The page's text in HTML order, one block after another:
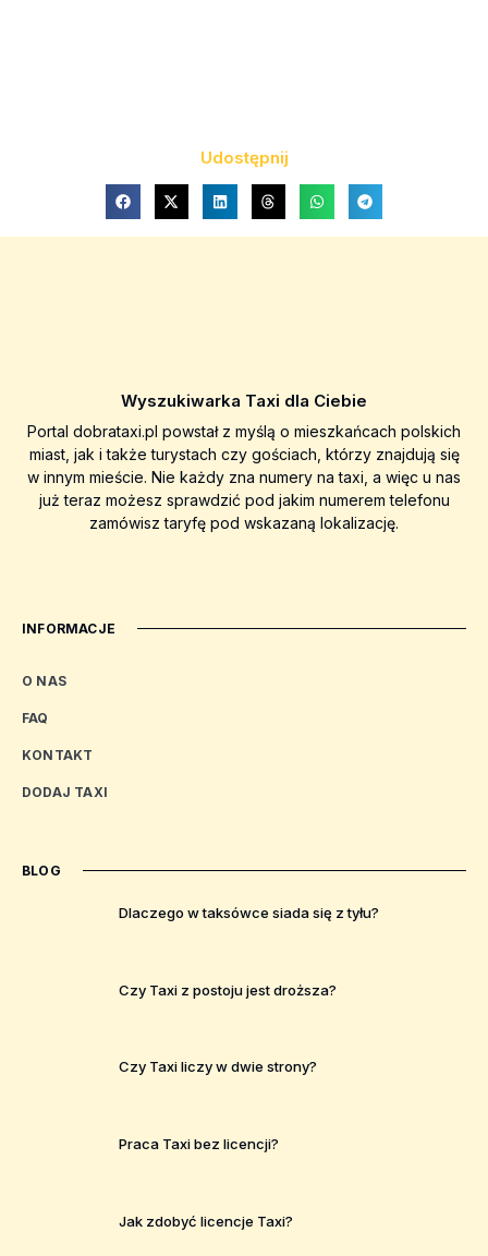
Udostępnij
Wyszukiwarka Taxi dla Ciebie
Portal dobrataxi.pl powstał z myślą o mieszkańcach polskich
miast, jak i także turystach czy gościach, którzy znajdują się
w innym mieście. Nie każdy zna numery na taxi, a więc u nas
już teraz możesz sprawdzić pod jakim numerem telefonu
zamówisz taryfę pod wskazaną lokalizację.
INFORMACJE
O NAS
FAQ
KONTAKT
DODAJ TAXI
BLOG
Dlaczego w taksówce siada się z tyłu?
Czy Taxi z postoju jest droższa?
Czy Taxi liczy w dwie strony?
Praca Taxi bez licencji?
Jak zdobyć licencje Taxi?